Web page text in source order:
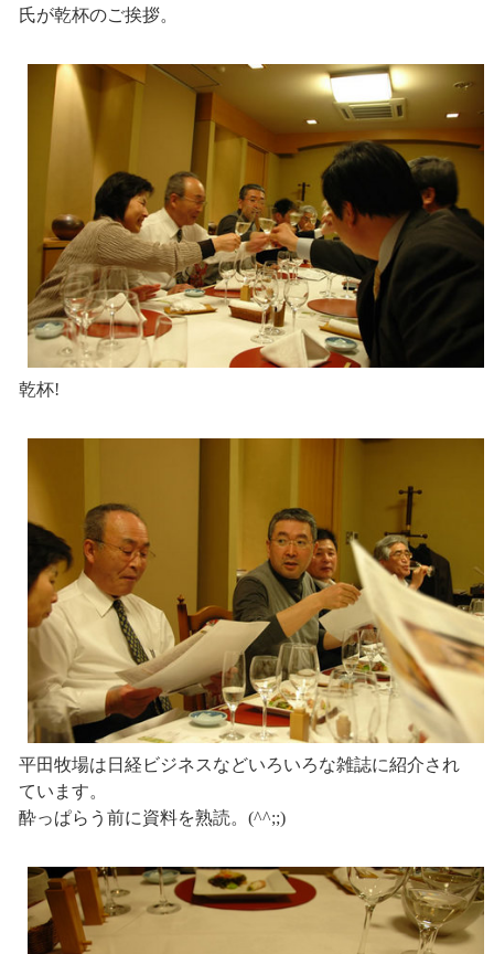
氏が乾杯のご挨拶。
乾杯!
平田牧場は日経ビジネスなどいろいろな雑誌に紹介され
ています。
酔っぱらう前に資料を熟読。(^^;;)